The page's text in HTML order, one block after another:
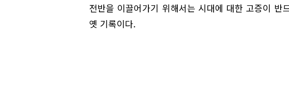
전반을 이끌어가기 위해서는 시대에 대한 고증이 반
옛 기록이다.